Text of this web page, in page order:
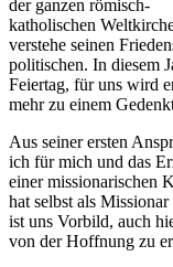
der ganzen römisch-
katholischen
verstehe seinen
politischen. In diesem
Feiertag, für uns wird
mehr zu einem
Aus seiner ersten
ich für mich und das
einer missionarischen
hat selbst als
ist uns Vorbild, auch
von der Hoffnung zu